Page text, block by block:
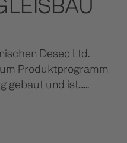
Desec Ltd.
Produktprogramm
gebaut und ist......